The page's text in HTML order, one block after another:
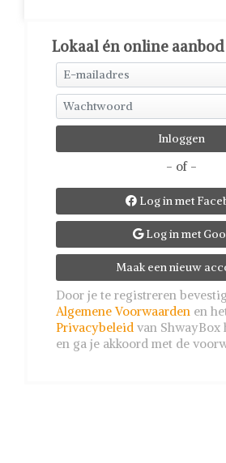
Lokaal én online
- of -
Log in met
Log in met
Maak een nieuw
Door je te registreren
Algemene Voorwaarden en
Privacybeleid van ShwayBox
en ga je akkoord met de